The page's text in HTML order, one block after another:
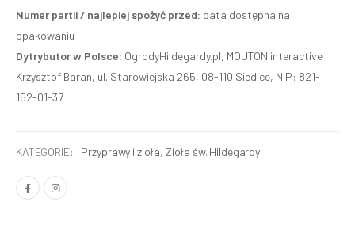
Numer partii / najlepiej spożyć przed: data dostępna na
opakowaniu
Dytrybutor w Polsce: OgrodyHildegardy.pl, MOUTON interactive
Krzysztof Baran, ul. Starowiejska 265, 08-110 Siedlce, NIP: 821-
152-01-37
KATEGORIE: Przyprawy i zioła, Zioła św. Hildegardy